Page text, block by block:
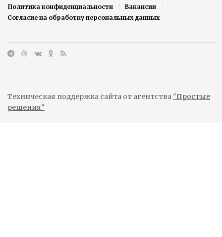
Политика конфиденциальности
Вакансии
Согласие на обработку персональных данных
Техническая поддержка сайта от агентства "Простые
решения"